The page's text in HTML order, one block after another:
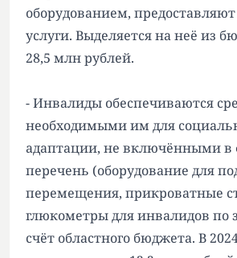
оборудованием,
услуги. Выделяется на неё из
28,5 млн рублей.
- Инвалиды обеспечиваются
необходимыми им для
адаптации, не включёнными в
перечень (оборудование для
перемещения, прикроватные
глюкометры для инвалидов по
счёт областного бюджета. В